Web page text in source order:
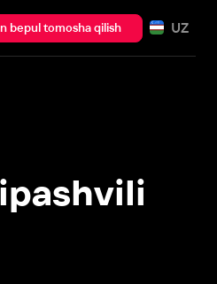
bepul tomosha qilish UZ